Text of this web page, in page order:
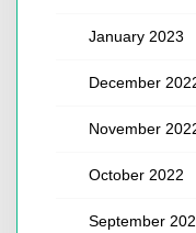
January 2023
December
November
October 2022
September